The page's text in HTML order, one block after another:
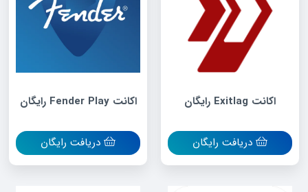
اکانت Exitlag رایگان
دریافت رایگان
اکانت Fender Play رایگان
دریافت رایگان